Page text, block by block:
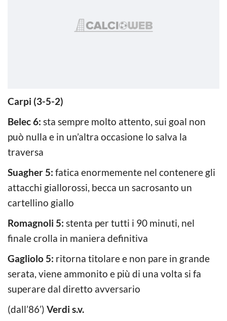
Carpi (3-5-2)
Belec 6: sta sempre molto attento, sui goal non
può nulla e in un’altra occasione lo salva la
traversa
Suagher 5: fatica enormemente nel contenere gli
attacchi giallorossi, becca un sacrosanto un
cartellino giallo
Romagnoli 5: stenta per tutti i 90 minuti, nel
finale crolla in maniera definitiva
Gagliolo 5: ritorna titolare e non pare in grande
serata, viene ammonito e più di una volta si fa
superare dal diretto avversario
(dall’86’) Verdi s.v.